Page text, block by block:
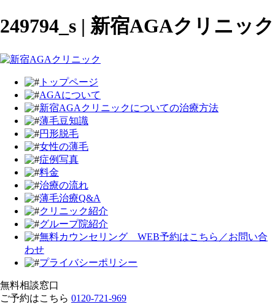
249794_s | 新宿AGAクリニック
トップページ
AGAについて
新宿AGAクリニックについての治療方法
薄毛豆知識
円形脱毛
女性の薄毛
症例写真
料金
治療の流れ
薄毛治療Q&A
クリニック紹介
グループ院紹介
無料カウンセリング WEB予約はこちら／お問い合
わせ
プライバシーポリシー
無料相談窓口
ご予約はこちら 0120-721-969